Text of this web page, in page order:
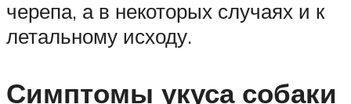
черепа, а в некоторых случаях и к
летальному исходу.
Симптомы укуса собаки